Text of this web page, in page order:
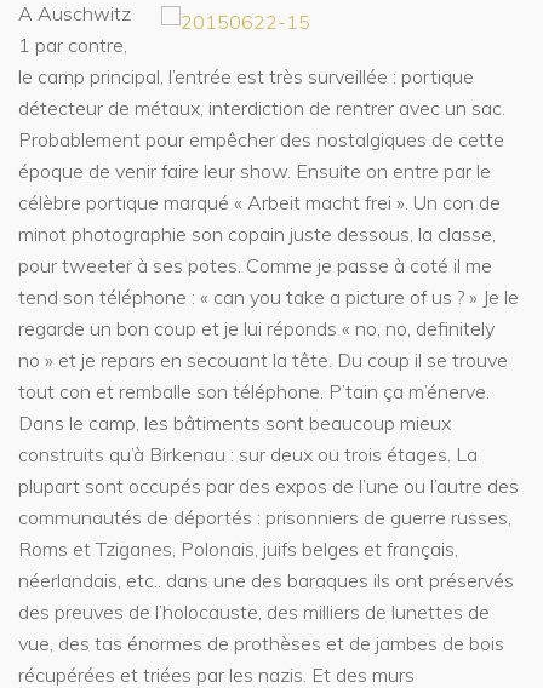
A Auschwitz
1 par contre,
le camp principal, l’entrée est très surveillée : portique
détecteur de métaux, interdiction de rentrer avec un sac.
Probablement pour empêcher des nostalgiques de cette
époque de venir faire leur show. Ensuite on entre par le
célèbre portique marqué « Arbeit macht frei ». Un con de
minot photographie son copain juste dessous, la classe,
pour tweeter à ses potes. Comme je passe à coté il me
tend son téléphone : « can you take a picture of us ? » Je le
regarde un bon coup et je lui réponds « no, no, definitely
no » et je repars en secouant la tête. Du coup il se trouve
tout con et remballe son téléphone. P’tain ça m’énerve.
Dans le camp, les bâtiments sont beaucoup mieux
construits qu’à Birkenau : sur deux ou trois étages. La
plupart sont occupés par des expos de l’une ou l’autre des
communautés de déportés : prisonniers de guerre russes,
Roms et Tziganes, Polonais, juifs belges et français,
néerlandais, etc.. dans une des baraques ils ont préservés
des preuves de l’holocauste, des milliers de lunettes de
vue, des tas énormes de prothèses et de jambes de bois
récupérées et triées par les nazis. Et des murs